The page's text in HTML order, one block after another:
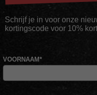
Schrijf je in voor onze
kortingscode voor 10%
VOORNAAM*